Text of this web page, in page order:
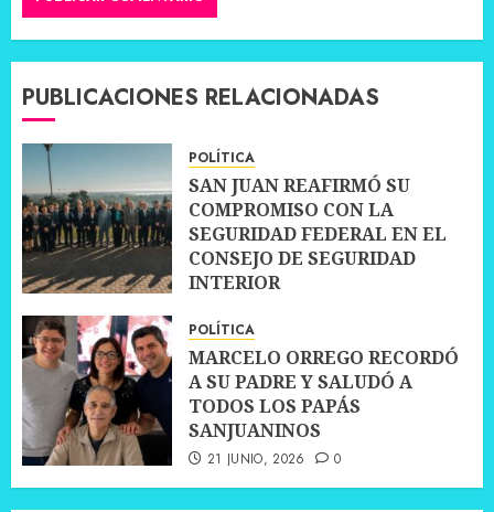
PUBLICACIONES RELACIONADAS
POLÍTICA
SAN JUAN REAFIRMÓ SU
COMPROMISO CON LA
SEGURIDAD FEDERAL EN EL
CONSEJO DE SEGURIDAD
INTERIOR
POLÍTICA
MARCELO ORREGO RECORDÓ
A SU PADRE Y SALUDÓ A
TODOS LOS PAPÁS
SANJUANINOS
21 JUNIO, 2026 0